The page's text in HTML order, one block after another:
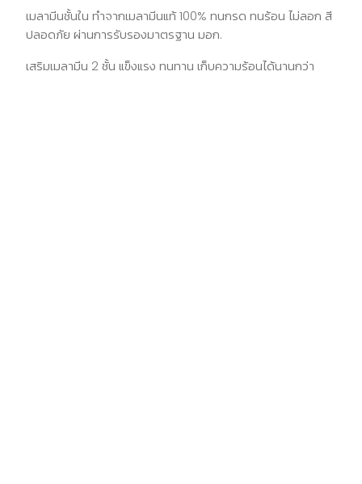
เมลามีนชั้นใน ทำจากเมลามีนแท้ 100% ทนกรด ทนร้อน ไม่ลอก สี
ปลอดภัย ผ่านการรับรองมาตรฐาน มอก.
เสริมเมลามีน 2 ชั้น แข็งแรง ทนทาน เก็บความร้อนได้นานกว่า